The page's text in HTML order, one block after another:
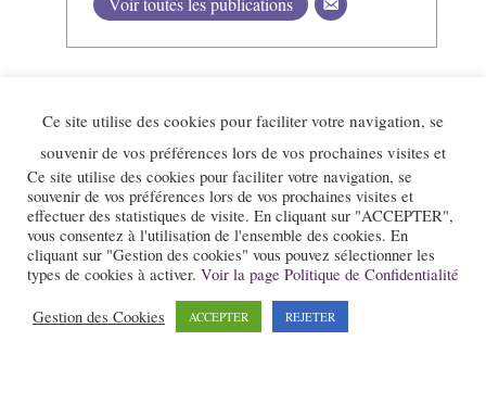
Le site et la newsletter Jazz-Rhone-Alpes.com sont édités par l’association
« Loi 1901 » « Jazz en Rhône-Alpes » qui a pour objet la promotion du
jazz dans notre région.
Ce site utilise des cookies pour faciliter votre navigation, se
souvenir de vos préférences lors de vos prochaines visites et
Ce site utilise des cookies pour faciliter votre navigation, se
souvenir de vos préférences lors de vos prochaines visites et
effectuer des statistiques de visite. En cliquant sur "ACCEPTER",
vous consentez à l'utilisation de l'ensemble des cookies. En
cliquant sur "Gestion des cookies" vous pouvez sélectionner les
types de cookies à activer. Voir la page Politique de Confidentialité
Gestion des Cookies ACCEPTER REJETER